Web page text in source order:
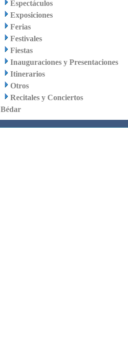
Espectáculos
Exposiciones
Ferias
Festivales
Fiestas
Inauguraciones y Presentaciones
Itinerarios
Otros
Recitales y Conciertos
Bédar